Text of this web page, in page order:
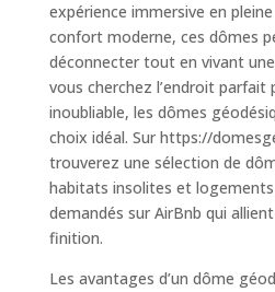
expérience immersive en
confort moderne, ces dômes
déconnecter tout en vivant
vous cherchez l’endroit parfait
inoubliable, les dômes
choix idéal. Sur https://
trouverez une sélection de
habitats insolites et
demandés sur AirBnb qui
finition.
Les avantages d’un dôme